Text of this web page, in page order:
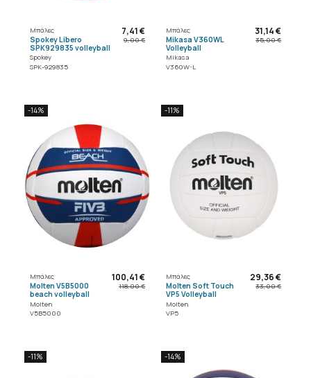
Μπάλες
Spokey Libero
SPK929835 volleyball
Spokey
SPK-929835
7,41 €
9,00 €
Μπάλες
Mikasa V360WL
Volleyball
Mikasa
V360W-L
31,14 €
35,00 €
-14%
Μπάλες
Molten V5B5000
beach volleyball
Molten
V5B5000
100,41 €
118,00 €
-11%
Μπάλες
Molten Soft Touch
VP5 Volleyball
Molten
VP5
29,36 €
33,00 €
-11% -14%